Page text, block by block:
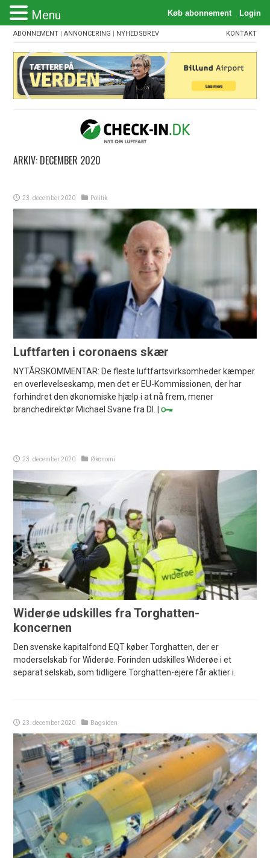
ABONNEMENT |ANNONCERING | NYHEDSBREV KONTAKT
ARKIV: DECEMBER 2020
23. december 2020 Politik
Luftfarten i coronaens skær
NYTÅRSKOMMENTAR: De fleste luftfartsvirksomheder kæmper
en overlevelseskamp, men det er EU-Kommissionen, der har
forhindret den økonomiske hjælp i at nå frem, mener
branchedirektør Michael Svane fra DI. |
23. december 2020 Økonomi
Widerøe udskilles fra Torghatten-
koncernen
Den svenske kapitalfond EQT køber Torghatten, der er
moderselskab for Widerøe. Forinden udskilles Widerøe i et
separat selskab, som tidligere Torghatten-ejere får aktier i.
23. december 2020 Bagsiden
Menu